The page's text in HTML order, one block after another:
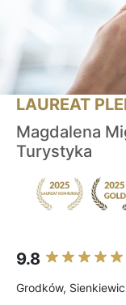
LAUREAT
Magdalena
Turystyka
9.8
Grodków,